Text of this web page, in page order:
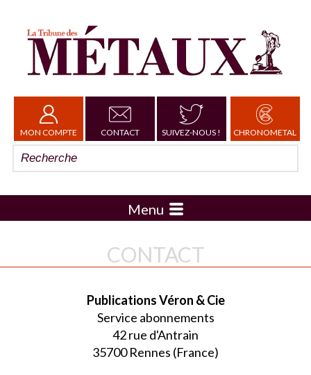
MON COMPTE CONTACT SUIVEZ-NOUS ! CHRONOMETAL
Menu
CONTACT
Publications Véron & Cie
Service abonnements
42 rue d'Antrain
35700 Rennes (France)